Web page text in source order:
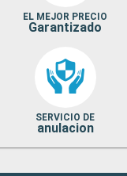
EL MEJOR PRECIO
Garantizado
SERVICIO DE
anulacion